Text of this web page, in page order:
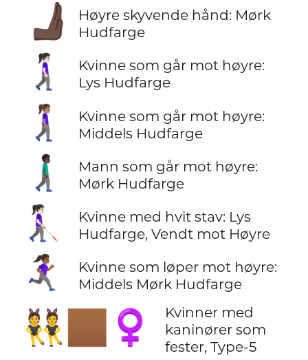
🫸🏿
Høyre skyvende hånd: Mørk
Hudfarge
🚶🏻‍♀️‍➡️
Kvinne som går mot høyre:
Lys Hudfarge
🚶🏽‍♀️‍➡️
Kvinne som går mot høyre:
Middels Hudfarge
🚶🏿‍♂️‍➡️
Mann som går mot høyre:
Mørk Hudfarge
👩🏻‍🦯‍➡️
Kvinne med hvit stav: Lys
Hudfarge, Vendt mot Høyre
🏃🏾‍♀️‍➡️
Kvinne som løper mot høyre:
Middels Mørk Hudfarge
👯🏾‍♀️
Kvinner med
kaninører som
fester, Type-5